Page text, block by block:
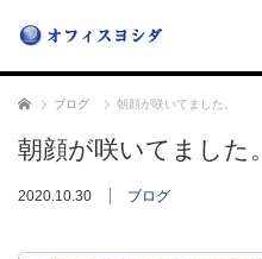
ホーム ブログ 朝顔が咲いてました。
朝顔が咲いてました。
2020.10.30 ブログ